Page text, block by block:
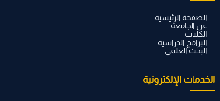
الصفحة الرئيسية
عن الجامعة
الكليات
البرامج الدراسية
البحث العلمي
الخدمات الإلكترونية